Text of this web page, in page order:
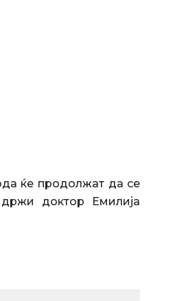
ќе продолжат да се
доктор Емилија